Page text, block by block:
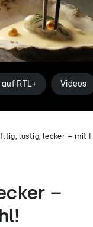
RTL+ Videos
lustig, lecker – mit
–